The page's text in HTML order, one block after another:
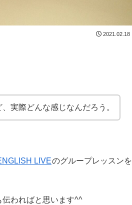
2021.02.18
実際どんな感じなんだろう。
LIVEのグループレッスンを
わればと思います^^